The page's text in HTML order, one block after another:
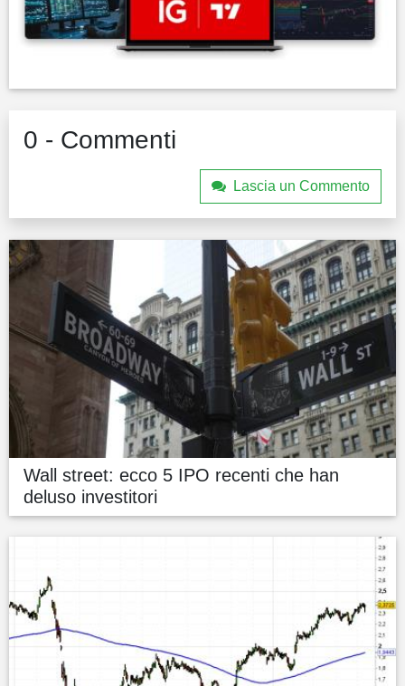
0 - Commenti
Lascia un Commento
Wall street: ecco 5 IPO recenti che han
deluso investitori